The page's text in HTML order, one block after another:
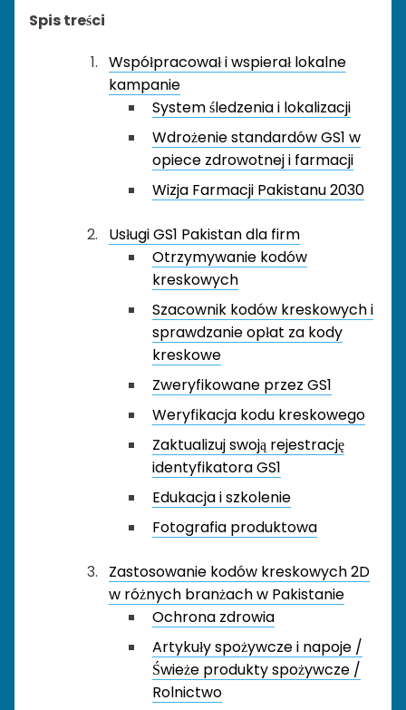
Spis treści
Współpracował i wspierał lokalne
kampanie
System śledzenia i lokalizacji
Wdrożenie standardów GS1 w
opiece zdrowotnej i farmacji
Wizja Farmacji Pakistanu 2030
Usługi GS1 Pakistan dla firm
Otrzymywanie kodów
kreskowych
Szacownik kodów kreskowych i
sprawdzanie opłat za kody
kreskowe
Zweryfikowane przez GS1
Weryfikacja kodu kreskowego
Zaktualizuj swoją rejestrację
identyfikatora GS1
Edukacja i szkolenie
Fotografia produktowa
Zastosowanie kodów kreskowych 2D
w różnych branżach w Pakistanie
Ochrona zdrowia
Artykuły spożywcze i napoje /
Świeże produkty spożywcze /
Rolnictwo